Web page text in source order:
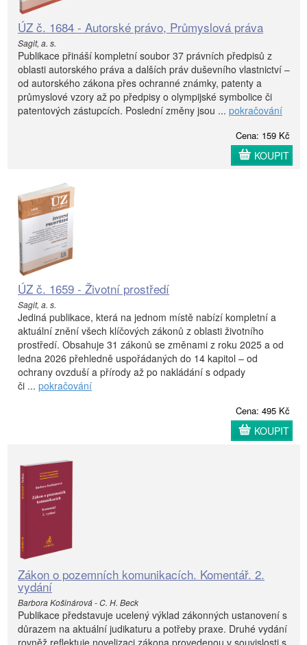
ÚZ č. 1684 - Autorské právo, Průmyslová práva
Sagit, a. s.
Publikace přináší kompletní soubor 37 právních předpisů z
oblasti autorského práva a dalších práv duševního vlastnictví –
od autorského zákona přes ochranné známky, patenty a
průmyslové vzory až po předpisy o olympijské symbolice či
patentových zástupcích. Poslední změny jsou ... pokračování
Cena: 159 Kč
KOUPIT
ÚZ č. 1659 - Životní prostředí
Sagit, a. s.
Jediná publikace, která na jednom místě nabízí kompletní a
aktuální znění všech klíčových zákonů z oblasti životního
prostředí. Obsahuje 31 zákonů se změnami z roku 2025 a od
ledna 2026 přehledně uspořádaných do 14 kapitol – od
ochrany ovzduší a přírody až po nakládání s odpady
či ... pokračování
Cena: 495 Kč
KOUPIT
Zákon o pozemních komunikacích. Komentář. 2.
vydání
Barbora Košinárová - C. H. Beck
Publikace představuje ucelený výklad zákonných ustanovení s
důrazem na aktuální judikaturu a potřeby praxe. Druhé vydání
rovněž reflektuje novelizaci zákona provedenou v souvislosti s